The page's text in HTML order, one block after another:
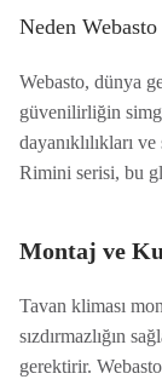
Neden
Webasto, dünya
güvenilirliğin
dayanıklılıkları
Rimini serisi, bu
Montaj ve
Tavan kliması
sızdırmazlığın
gerektirir.